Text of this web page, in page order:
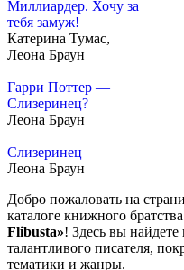
Миллиардер. Хочу за
тебя замуж!
Катерина Тумас,
Леона Браун
Гарри Поттер —
Слизеринец?
Леона Браун
Слизеринец
Леона Браун
Добро пожаловать на
каталоге книжного
Flibusta»! Здесь вы найдете
талантливого писателя,
тематики и жанры.